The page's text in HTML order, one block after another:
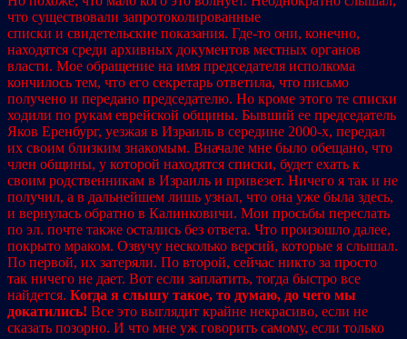
что существовали запротоколированные
списки и свидетельские показания. Где-то они, конечно,
находятся среди архивных документов местных органов
власти. Мое обращение на имя председателя исполкома
кончилось тем, что его секретарь ответила, что письмо
получено и передано председателю. Но кроме этого те списки
ходили по рукам еврейской общины. Бывший ее председатель
Яков Еренбург, уезжая в Израиль в середине 2000-х, передал
их своим близким знакомым. Вначале мне было обещано, что
член общины, у которой находятся списки, будет ехать к
своим родственникам в Израиль и привезет. Ничего я так и не
получил, а в дальнейшем лишь узнал, что она уже была здесь,
и вернулась обратно в Калинковичи. Мои просьбы переслать
по эл. почте также остались без ответа. Что произошло далее,
покрыто мраком. Озвучу несколько версий, которые я слышал.
По первой, их затеряли. По второй, сейчас никто за просто
так ничего не дает. Вот если заплатить, тогда быстро все
найдется. Когда я слышу такое, то думаю, до чего мы
докатились! Все это выглядит крайне некрасиво, если не
сказать позорно. И что мне уж говорить самому, если только